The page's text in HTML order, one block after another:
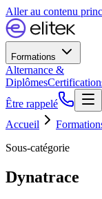
Aller au contenu
Formations
Alternance &
Diplômes
Être rappelé
Accueil
Sous-catégorie
Dynatrace